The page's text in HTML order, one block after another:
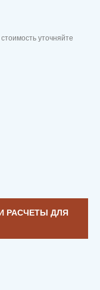
уточняйте
РАСЧЕТЫ ДЛЯ